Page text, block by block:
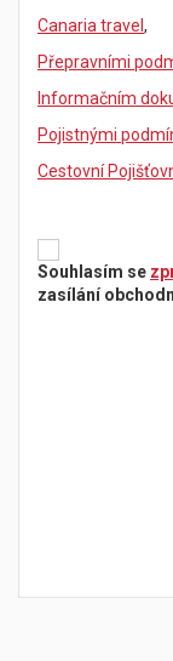
Canaria travel ,
Přepravními
Informačním
Pojistnými
Cestovní
Souhlasím se
zasílání